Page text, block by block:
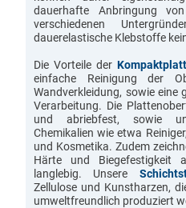
Rammschutz & Brandschutz
Unsere Schnäppchen
PWM Service
Dekorplatten Infos &
Plattenkonfektionierung
Über uns
Kontakt
Impressum
dauerhafte Anbringung
verschiedenen
dauerelastische Klebstoffe
Die Vorteile der
einfache Reinigung der
Wandverkleidung, sowie eine
Verarbeitung. Die
und abriebfest, sowie
Chemikalien wie etwa
und Kosmetika. Zudem
Härte und
langlebig. Unsere
Zellulose und Kunstharzen,
umweltfreundlich produziert